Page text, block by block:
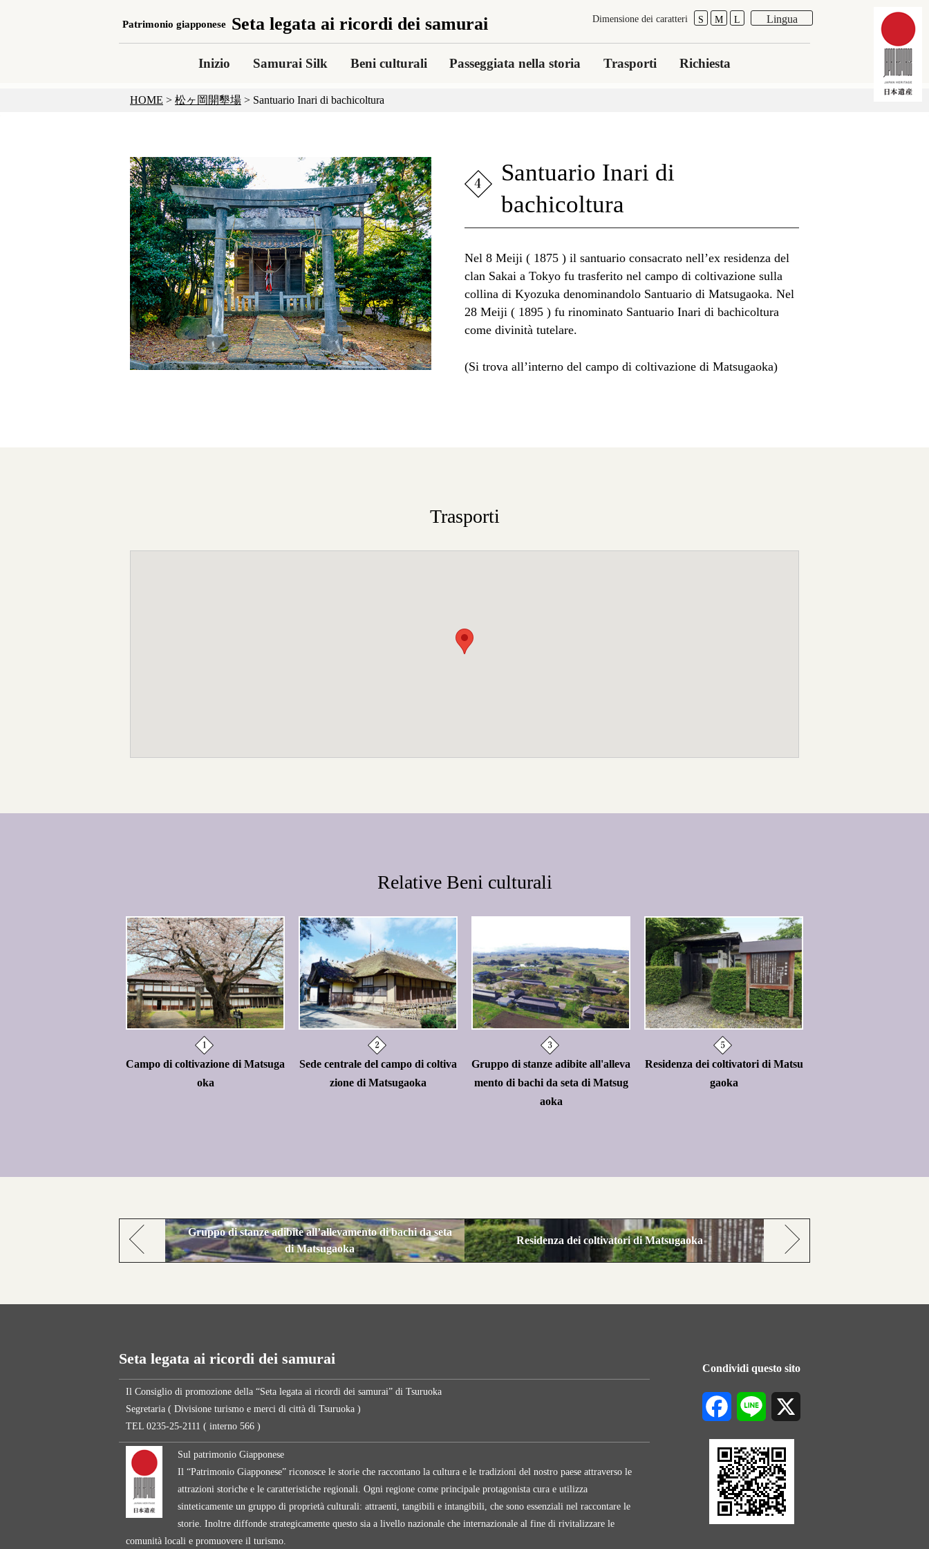
Patrimonio giapponese Seta legata ai ricordi dei samurai Lingua
Dimensione dei caratteri S M L
Inizio Samurai Silk Beni culturali Passeggiata nella storia Trasporti Richiesta
HOME > 松ヶ岡開墾場 > Santuario Inari di bachicoltura
Santuario Inari di
bachicoltura
Nel 8 Meiji ( 1875 ) il santuario consacrato nell’ex residenza del
clan Sakai a Tokyo fu trasferito nel campo di coltivazione sulla
collina di Kyozuka denominandolo Santuario di Matsugaoka. Nel
28 Meiji ( 1895 ) fu rinominato Santuario Inari di bachicoltura
come divinità tutelare.
(Si trova all’interno del campo di coltivazione di Matsugaoka)
Trasporti
Relative Beni culturali
Campo di coltivazione di Matsuga
oka
Sede centrale del campo di coltiva
zione di Matsugaoka
Gruppo di stanze adibite all'alleva
mento di bachi da seta di Matsug
aoka
Residenza dei coltivatori di Matsu
gaoka
Gruppo di stanze adibite all’allevamento di bachi da seta
di Matsugaoka
Residenza dei coltivatori di Matsugaoka
Condividi questo sito
Facebook Line
Seta legata ai ricordi dei samurai
Il Consiglio di promozione della “Seta legata ai ricordi dei samurai” di Tsuruoka
Segretaria ( Divisione turismo e merci di città di Tsuruoka )
TEL 0235-25-2111 ( interno 566 )
Sul patrimonio Giapponese
Il “Patrimonio Giapponese” riconosce le storie che raccontano la cultura e le tradizioni del nostro paese attraverso le
attrazioni storiche e le caratteristiche regionali. Ogni regione come principale protagonista cura e utilizza
sinteticamente un gruppo di proprietà culturali: attraenti, tangibili e intangibili, che sono essenziali nel raccontare le
storie. Inoltre diffonde strategicamente questo sia a livello nazionale che internazionale al fine di rivitalizzare le
comunità locali e promuovere il turismo.